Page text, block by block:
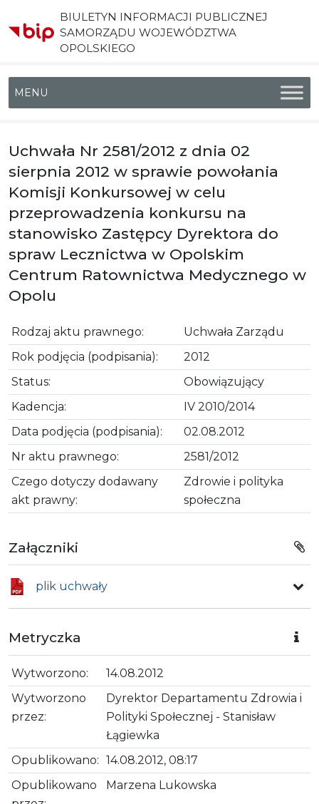
BIULETYN INFORMACJI PUBLICZNEJ
SAMORZĄDU WOJEWÓDZTWA
OPOLSKIEGO
Menu główne
Uchwała Nr 2581/2012 z dnia 02
sierpnia 2012 w sprawie powołania
Komisji Konkursowej w celu
przeprowadzenia konkursu na
stanowisko Zastępcy Dyrektora do
spraw Lecznictwa w Opolskim
Centrum Ratownictwa Medycznego w
Opolu
Rodzaj aktu prawnego:
Uchwała Zarządu
Rok podjęcia (podpisania):
2012
Status:
Obowiązujący
Kadencja:
IV 2010/2014
Data podjęcia (podpisania):
02.08.2012
Nr aktu prawnego:
2581/2012
Czego dotyczy dodawany
akt prawny:
Zdrowie i polityka
społeczna
Załączniki
plik uchwały
Metryczka
Wytworzono:
14.08.2012
Wytworzono
przez:
Dyrektor Departamentu Zdrowia i
Polityki Społecznej - Stanisław
Łągiewka
Opublikowano: 14.08.2012, 08:17
Opublikowano
Marzena Lukowska